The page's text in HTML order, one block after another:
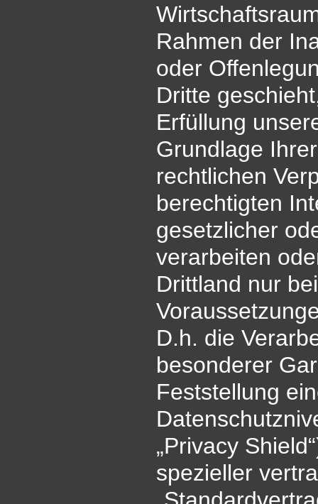
Rahmen der
oder
Dritte
Erfüllung
Grundlage
rechtlichen
berechtigten
gesetzlicher
verarbeiten
Drittland nur
D.h. die
besonderer
Feststellung
„Privacy
spezieller